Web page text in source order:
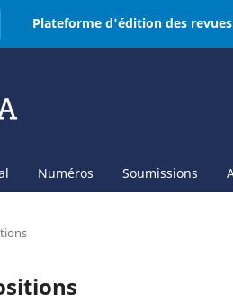
Plateforme d'édition des
Numéros Soumissions